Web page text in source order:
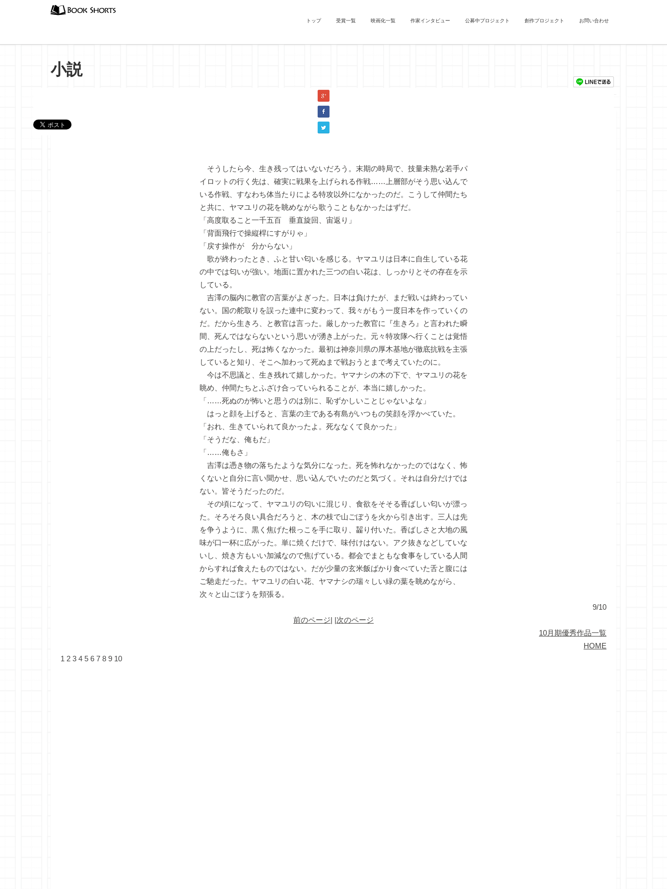
トップ 受賞一覧 映画化一覧 作家インタビュー 公募中プロジェクト 創作プロジェクト お問い合わせ
小説
『終戦花見』清水その字（古典落語『長屋の花見』）
そうしたら今、生き残ってはいないだろう。末期の時局で、技量未熟な若手パ
イロットの行く先は、確実に戦果を上げられる作戦……上層部がそう思い込んで
いる作戦、すなわち体当たりによる特攻以外になかったのだ。こうして仲間たち
と共に、ヤマユリの花を眺めながら歌うこともなかったはずだ。
「高度取ること一千五百 垂直旋回、宙返り」
「背面飛行で操縦桿にすがりゃ」
「戻す操作が 分からない」
歌が終わったとき、ふと甘い匂いを感じる。ヤマユリは日本に自生している花
の中では匂いが強い。地面に置かれた三つの白い花は、しっかりとその存在を示
している。
吉澤の脳内に教官の言葉がよぎった。日本は負けたが、まだ戦いは終わってい
ない。国の舵取りを誤った連中に変わって、我々がもう一度日本を作っていくの
だ。だから生きろ、と教官は言った。厳しかった教官に『生きろ』と言われた瞬
間、死んではならないという思いが湧き上がった。元々特攻隊へ行くことは覚悟
の上だったし、死は怖くなかった。最初は神奈川県の厚木基地が徹底抗戦を主張
していると知り、そこへ加わって死ぬまで戦おうとまで考えていたのに。
今は不思議と、生き残れて嬉しかった。ヤマナシの木の下で、ヤマユリの花を
眺め、仲間たちとふざけ合っていられることが、本当に嬉しかった。
「……死ぬのが怖いと思うのは別に、恥ずかしいことじゃないよな」
はっと顔を上げると、言葉の主である有島がいつもの笑顔を浮かべていた。
「おれ、生きていられて良かったよ。死ななくて良かった」
「そうだな、俺もだ」
「……俺もさ」
吉澤は憑き物の落ちたような気分になった。死を怖れなかったのではなく、怖
くないと自分に言い聞かせ、思い込んでいたのだと気づく。それは自分だけでは
ない。皆そうだったのだ。
その頃になって、ヤマユリの匂いに混じり、食欲をそそる香ばしい匂いが漂っ
た。そろそろ良い具合だろうと、木の枝で山ごぼうを火から引き出す。三人は先
を争うように、黒く焦げた根っこを手に取り、齧り付いた。香ばしさと大地の風
味が口一杯に広がった。単に焼くだけで、味付けはない。アク抜きなどしていな
いし、焼き方もいい加減なので焦げている。都会でまともな食事をしている人間
からすれば食えたものではない。だが少量の玄米飯ばかり食べていた舌と腹には
ご馳走だった。ヤマユリの白い花、ヤマナシの瑞々しい緑の葉を眺めながら、
次々と山ごぼうを頬張る。
9/10
前のページ| |次のページ
10月期優秀作品一覧
HOME
1 2 3 4 5 6 7 8 9 10